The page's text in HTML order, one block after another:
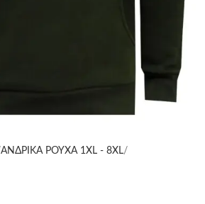
ΑΝΔΡΙΚΑ ΡΟΥΧΑ 1XL - 8XL